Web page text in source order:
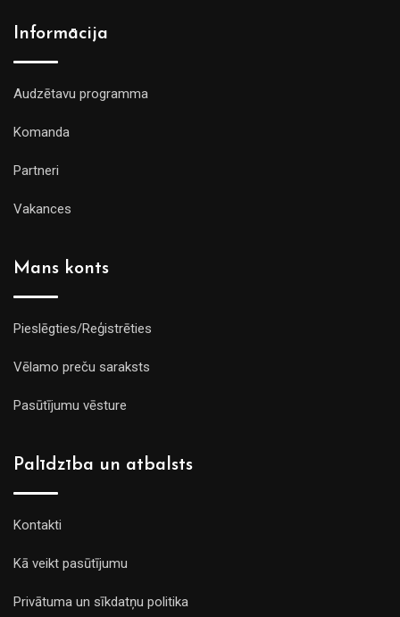
Informācija
Audzētavu programma
Komanda
Partneri
Vakances
Mans konts
Pieslēgties/Reģistrēties
Vēlamo preču saraksts
Pasūtījumu vēsture
Palīdzība un atbalsts
Kontakti
Kā veikt pasūtījumu
Privātuma un sīkdatņu politika